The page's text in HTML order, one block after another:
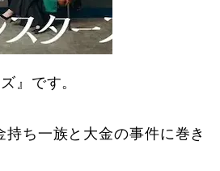
』です。
ち一族と大金の事件に巻き